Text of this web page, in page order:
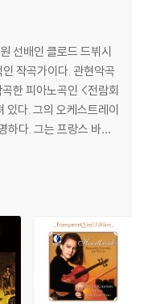
선배인 클로드 드뷔시
작곡가이다. 관현악곡
한 피아노곡인 <전람회
있다. 그의 오케스트레이
스 바스
스위스인인 아버지로
그의 음악적 재능을 키
은 왕녀를